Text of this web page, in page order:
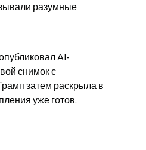
разумные
AI-
снимок с
затем раскрыла в
уже готов.